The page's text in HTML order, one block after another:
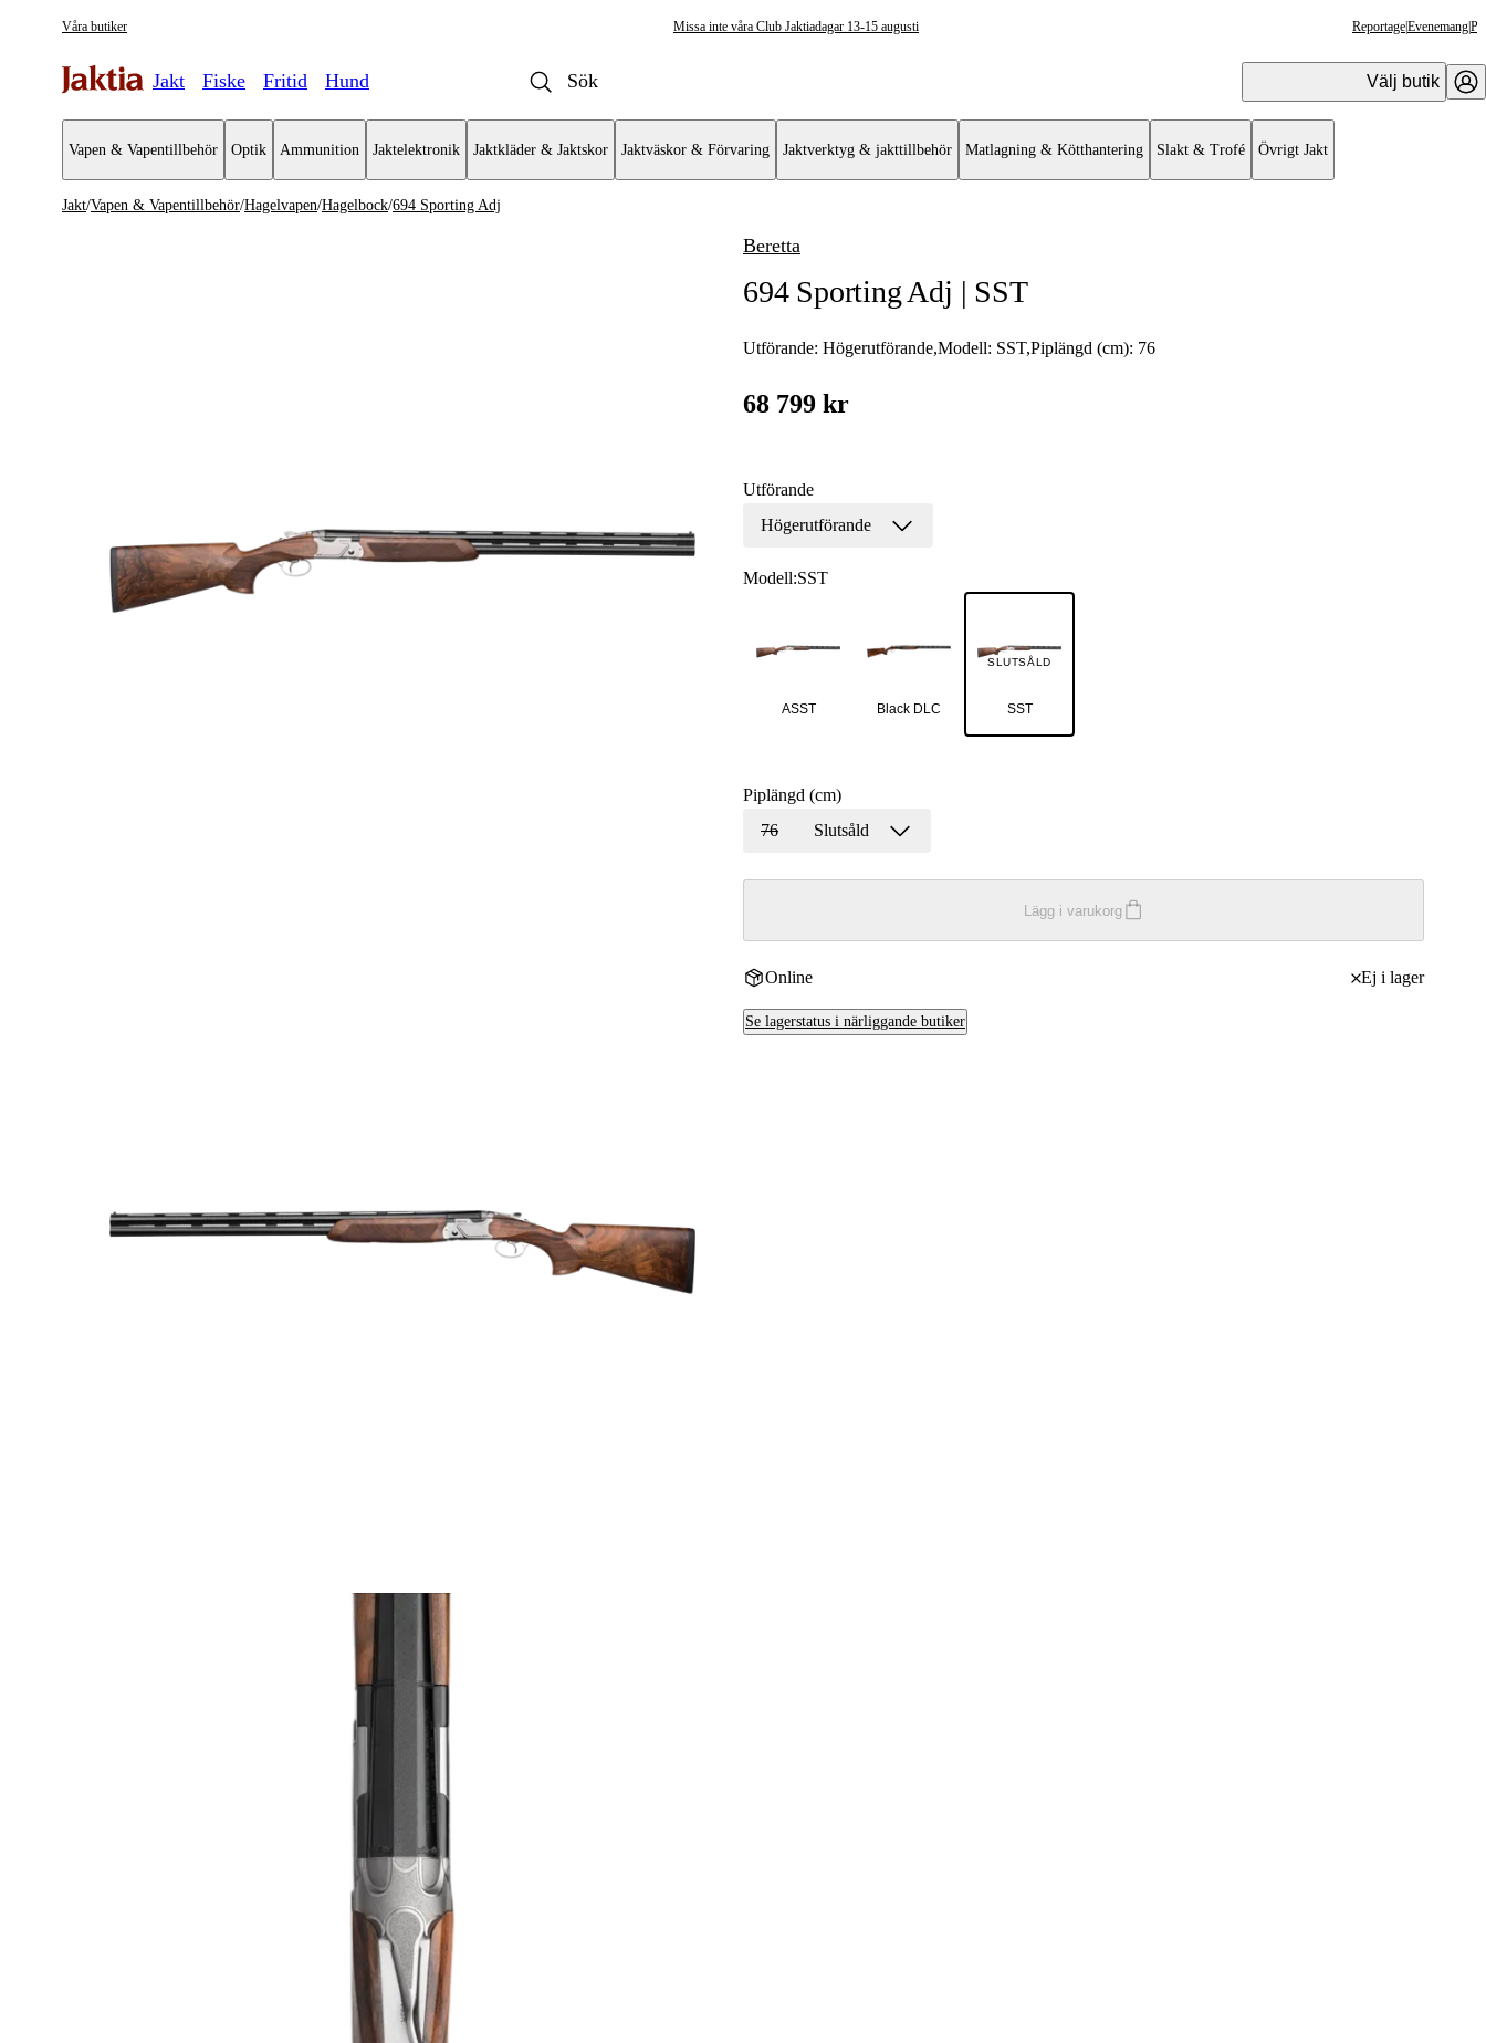
Våra butiker Missa inte våra Club Jaktiadagar 13-15 augusti ReportageEvenemang
Jakt Fiske Fritid Hund Välj butik
Vapen & Vapentillbehör Optik Ammunition Jaktelektronik Jaktkläder & Jaktskor Jaktväskor & Förvaring Jaktverktyg & jakttillbehör Matlagning & Kötthantering Slakt & Trofé Övrigt Jakt
Vapen & Vapentillbehör
Vapenvård
Jakt/Vapen & Vapentillbehör/Hagelvapen/Hagelbock/694 Sporting Adj
Beretta
694 Sporting Adj | SST
Utförande: Högerutförande,Modell: SST,Piplängd (cm): 76
68 799 kr
Utförande
Högerutförande
Modell:SST
ASST Black DLC SST
SLUTSÅLD
Piplängd (cm)
76
Slutsåld
Lägg i varukorg
Online Ej i lager
Se lagerstatus i närliggande butiker